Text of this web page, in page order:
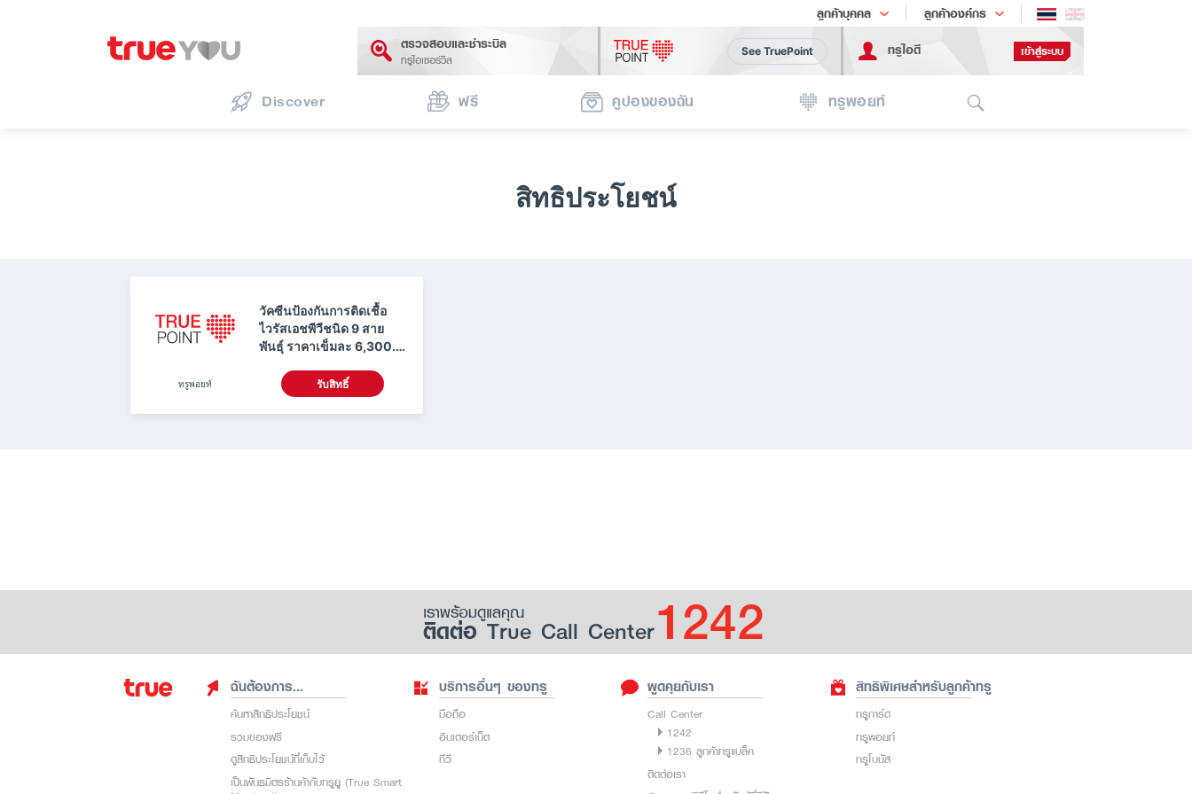
ลูกค้าบุคคล ลูกค้าองค์กร
เทรนด์เทคโนโลยี
ตรวจสอบและชำระบิล
ทรูไอเซอร์วิส
See TruePoint ทรูไอดี เข้าสู่ระบบ
Discover ฟรี คูปองของฉัน ทรูพอยท์
สิทธิประโยชน์
วัคซีนป้องกันการติดเชื้อ
ไวรัสเอชพีวีชนิด 9 สาย
พันธุ์ ราคาเข็มละ 6,300.-
ทรูพอยท์ รับสิทธิ์
เราพร้อมดูแลคุณ
ติดต่อ True Call Center1242
ฉันต้องการ...
ค้นหาสิทธิประโยชน์
รวมของฟรี
ดูสิทธิประโยชน์ที่เก็บไว้
เป็นพันธมิตรร้านค้ากับทรูยู (True Smart
บริการอื่นๆ ของทรู
มือถือ
อินเตอร์เน็ต
ทีวี
พูดคุยกับเรา
Call Center
1242
1236 ลูกค้าทรูแบล็ค
ติดต่อเรา
สิทธิพิเศษสำหรับลูกค้าทรู
ทรูการ์ด
ทรูพอยท์
ทรูโบนัส